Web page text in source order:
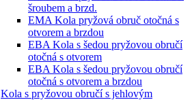
šroubem a brzd.
EMA Kola pryžová obruč otočná s
otvorem a brzdou
EBA Kola s šedou pryžovou obručí
otočná s otvorem
EBA Kola s šedou pryžovou obručí
otočná s otvorem a brzdou
Kola s pryžovou obručí s jehlovým